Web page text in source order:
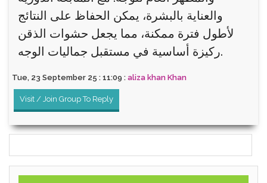
والعناية بالبشرة، يمكن الحفاظ على النتائج
لأطول فترة ممكنة، مما يجعل حشوات الذقن
ركيزة أساسية في مستقبل جماليات الوجه.
Tue, 23 September 25 : 11:09 : aliza khan Khan
Visit / Join Group To Reply